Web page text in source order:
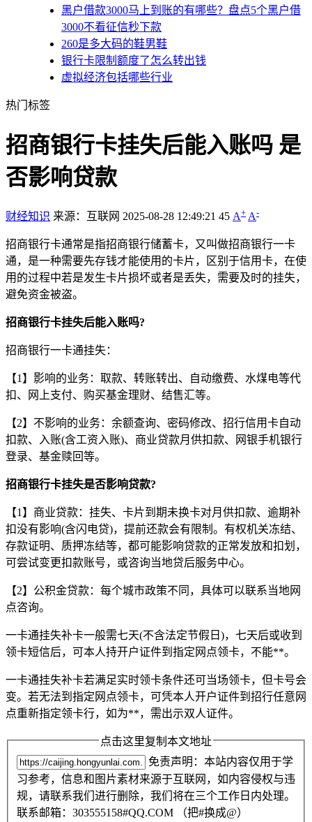
黑户借款3000马上到账的有哪些？盘点5个黑户借
3000不看征信秒下款
260是多大码的鞋男鞋
银行卡限制额度了怎么转出钱
虚拟经济包括哪些行业
热门标签
招商银行卡挂失后能入账吗 是
否影响贷款
财经知识 来源：互联网 2025-08-28 12:49:21 45 A+ A-
招商银行卡通常是指招商银行储蓄卡，又叫做招商银行一卡
通，是一种需要先存钱才能使用的卡片，区别于信用卡，在使
用的过程中若是发生卡片损坏或者是丢失，需要及时的挂失，
避免资金被盗。
招商银行卡挂失后能入账吗?
招商银行一卡通挂失：
【1】影响的业务：取款、转账转出、自动缴费、水煤电等代
扣、网上支付、购买基金理财、结售汇等。
【2】不影响的业务：余额查询、密码修改、招行信用卡自动
扣款、入账(含工资入账)、商业贷款月供扣款、网银手机银行
登录、基金赎回等。
招商银行卡挂失是否影响贷款?
【1】商业贷款：挂失、卡片到期未换卡对月供扣款、逾期补
扣没有影响(含闪电贷)，提前还款会有限制。有权机关冻结、
存款证明、质押冻结等，都可能影响贷款的正常发放和扣划，
可尝试变更扣款账号，或咨询当地贷后服务中心。
【2】公积金贷款：每个城市政策不同，具体可以联系当地网
点咨询。
一卡通挂失补卡一般需七天(不含法定节假日)，七天后或收到
领卡短信后，可本人持开户证件到指定网点领卡，不能**。
一卡通挂失补卡若满足实时领卡条件还可当场领卡，但卡号会
变。若无法到指定网点领卡，可凭本人开户证件到招行任意网
点重新指定领卡行，如为**，需出示双人证件。
点击这里复制本文地址
免责声明：本站内容仅用于学
习参考，信息和图片素材来源于互联网，如内容侵权与违
规，请联系我们进行删除，我们将在三个工作日内处理。
联系邮箱：303555158#QQ.COM （把#换成@）